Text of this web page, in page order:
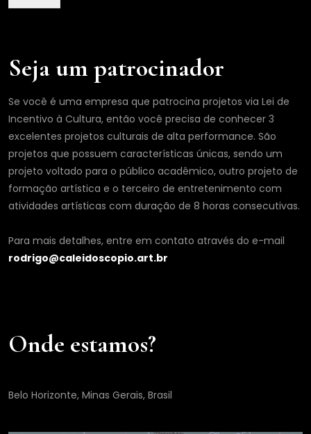
Seja um patrocinador
Se você é uma empresa que patrocina projetos via Lei de
Incentivo à Cultura, então você precisa de conhecer 3
excelentes projetos culturais de alta performance. São
projetos que possuem características únicas, sendo um
projeto voltado para o público acadêmico, outro projeto de
formação artística e o terceiro de entretenimento com
atividades artísticas com duração de 8 horas consecutivas.
Para mais detalhes, entre em contato através do e-mail
rodrigo@caleidoscopio.art.br
Onde estamos?
Belo Horizonte, Minas Gerais, Brasil